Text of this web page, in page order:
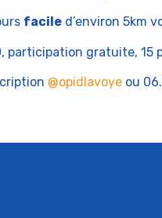
faciled’environ 5km
, participation gratuite, 15
@opidlavoyeou